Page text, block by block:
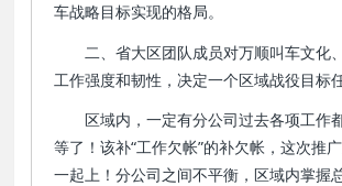
车战略目标实现的格局。
二、省大区团队成员对万顺叫车文化
工作强度和韧性，决定一个区域战役目标
区域内，一定有分公司过去各项工作
等了！该补“工作欠帐”的补欠帐，这次推
一起上！分公司之间不平衡，区域内掌握